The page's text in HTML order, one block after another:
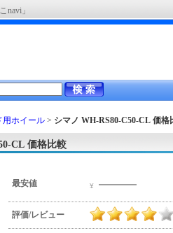
navi」
用ホイール > シマノ WH-RS80-C50-CL 価格
CL 価格比較
最安値 ¥ ―――
評価/レビュー